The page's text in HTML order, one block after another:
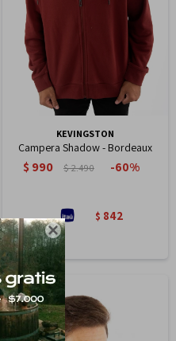

KEVINGSTON
Campera Shadow - Bordeaux
$990 $2.490 60
$ 842